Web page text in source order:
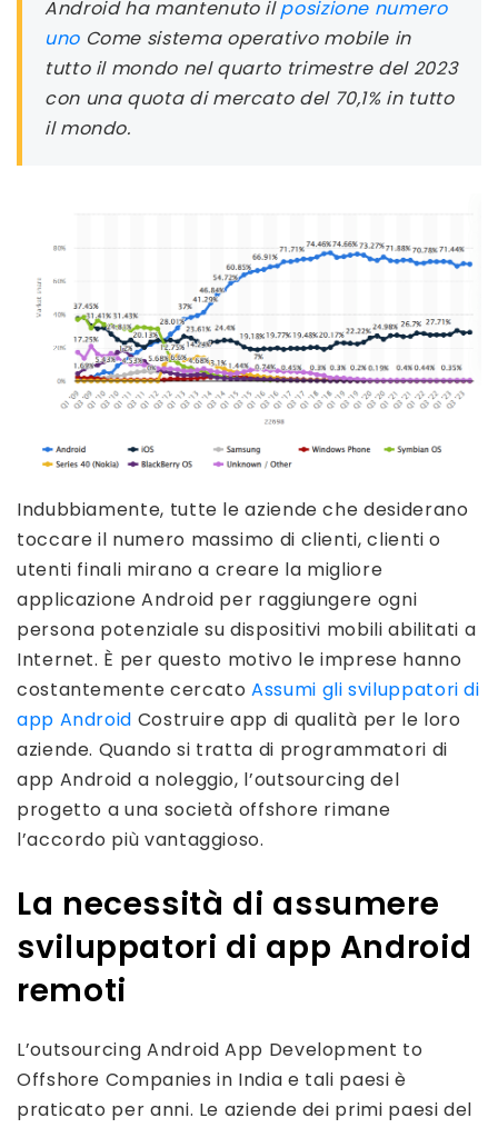
Android ha mantenuto ilposizione numero
uno Come sistema operativo mobile in
tutto il mondo nel quarto trimestre del 2023
con una quota di mercato del 70,1% in tutto
il mondo.
Indubbiamente, tutte le aziende che desiderano
toccare il numero massimo di clienti, clienti o
utenti finali mirano a creare la migliore
applicazione Android per raggiungere ogni
persona potenziale su dispositivi mobili abilitati a
Internet. È per questo motivo le imprese hanno
costantemente cercatoAssumi gli sviluppatori di
app Android Costruire app di qualità per le loro
aziende. Quando si tratta di programmatori di
app Android a noleggio, l’outsourcing del
progetto a una società offshore rimane
l’accordo più vantaggioso.
La necessità di assumere
sviluppatori di app Android
remoti
L’outsourcing Android App Development to
Offshore Companies in India e tali paesi è
praticato per anni. Le aziende dei primi paesi del